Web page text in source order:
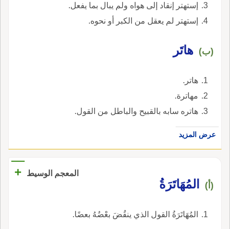
إستهتر إنقاد إلى هواه ولم يبال بما يفعل.
إستهتر لم يعقل من الكبر أو نحوه.
(ب) هاتَر
هاتر.
مهاترة.
هاتره سابه بالقبيح والباطل من القول.
عرض المزيد
المعجم الوسيط +
(أ) المُهَاتَرَةُ
المُهَاتَرَةُ القول الذي ينقُضَ بعْضُهُ بعضًا.